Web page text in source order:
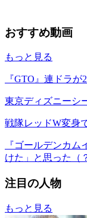
おすすめ動画
もっと見る
『GTO』連ドラが
東京ディズニーシ
戦隊レッドW変身
『ゴールデンカ
けた」と思った（
注目の人物
もっと見る